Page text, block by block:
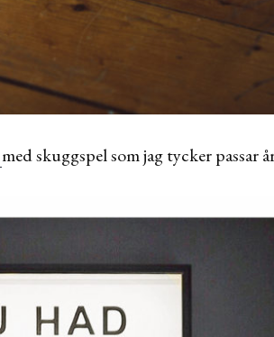
med skuggspel som jag tycker